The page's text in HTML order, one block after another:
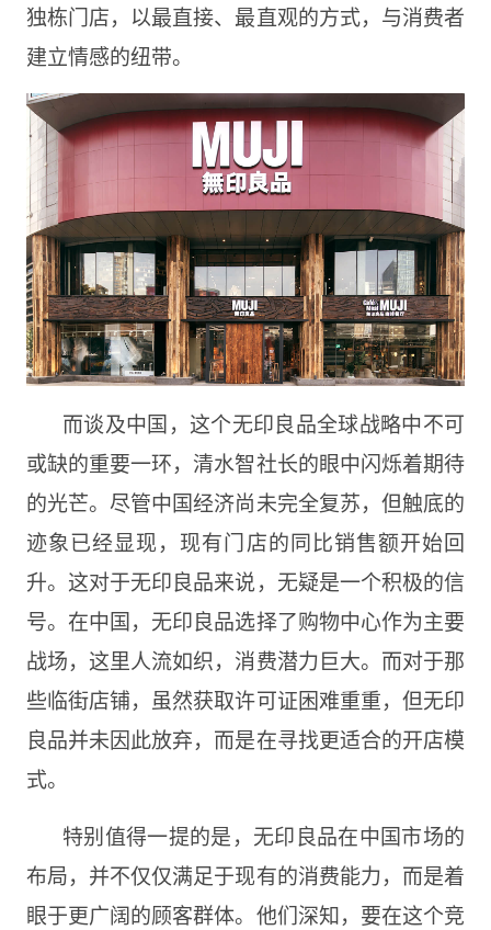
独栋门店，以最直接、最直观的方式，与消费者
建立情感的纽带。
而谈及中国，这个无印良品全球战略中不可
或缺的重要一环，清水智社长的眼中闪烁着期待
的光芒。尽管中国经济尚未完全复苏，但触底的
迹象已经显现，现有门店的同比销售额开始回
升。这对于无印良品来说，无疑是一个积极的信
号。在中国，无印良品选择了购物中心作为主要
战场，这里人流如织，消费潜力巨大。而对于那
些临街店铺，虽然获取许可证困难重重，但无印
良品并未因此放弃，而是在寻找更适合的开店模
式。
特别值得一提的是，无印良品在中国市场的
布局，并不仅仅满足于现有的消费能力，而是着
眼于更广阔的顾客群体。他们深知，要在这个竞